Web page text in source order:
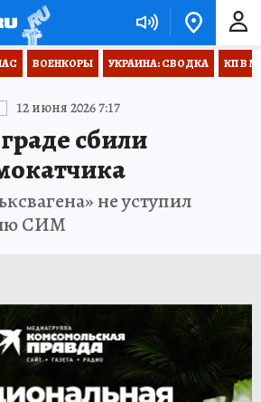
ВОЕНКОРЫ УКРАИНА: СВОДКА КП В
12 июня 2026 7:17
сбили
не уступил
СИМ